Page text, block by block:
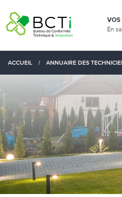
VOS
En
ACCUEIL / ANNUAIRE DES